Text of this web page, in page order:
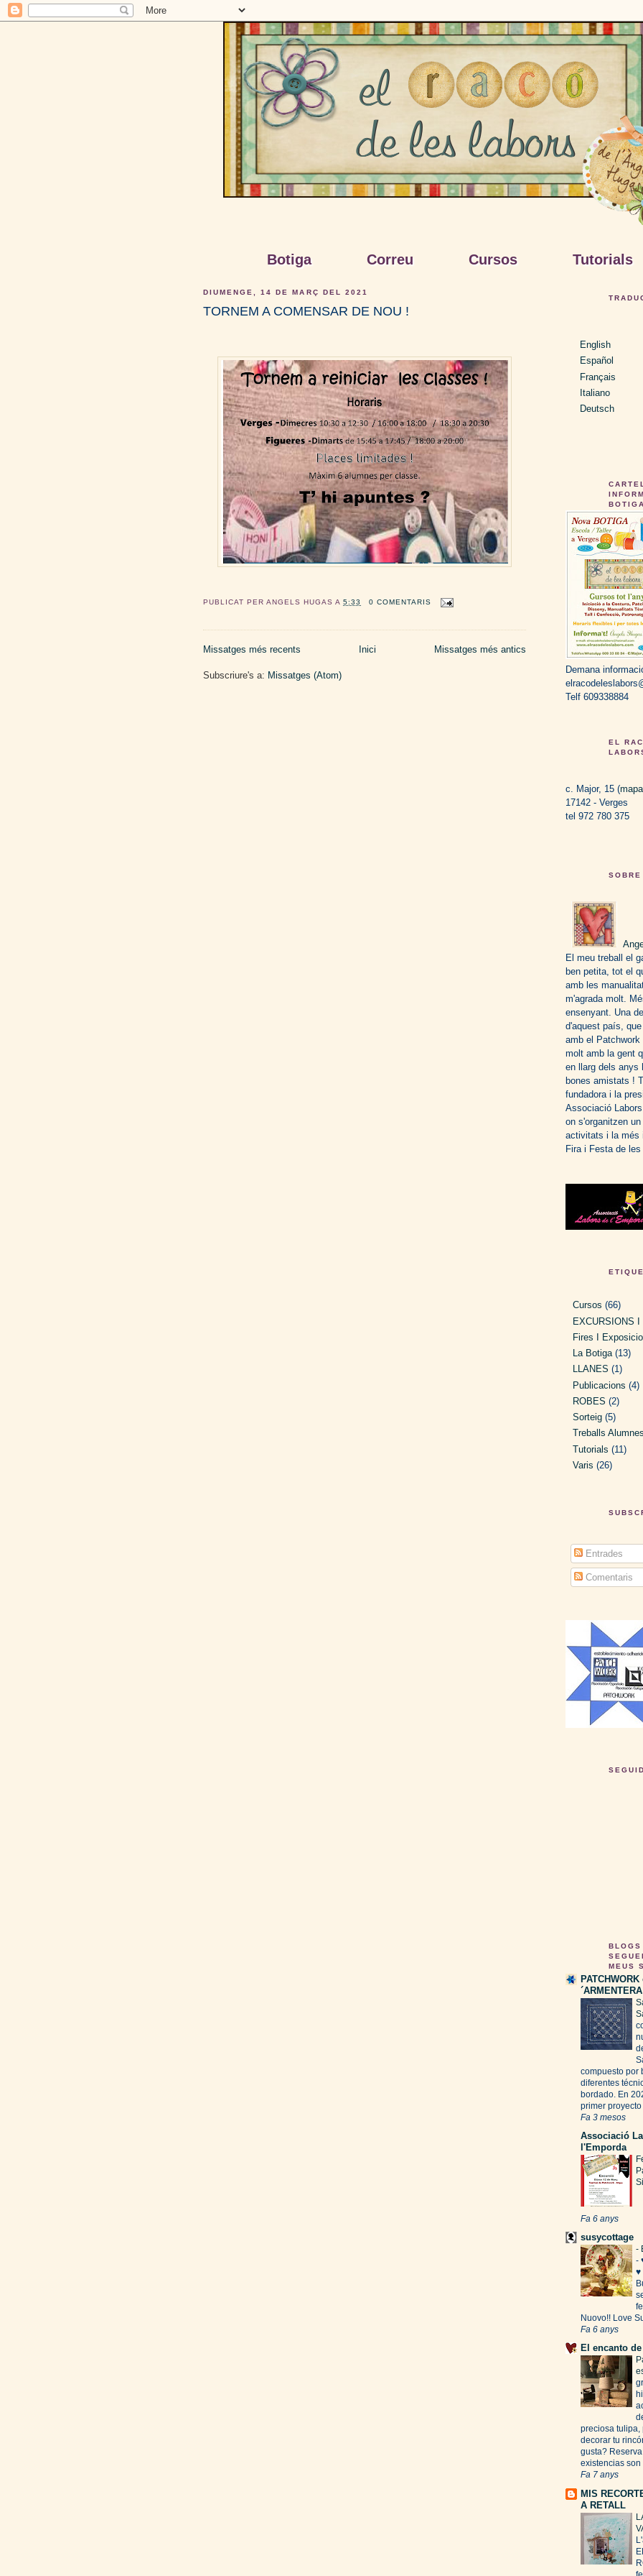
Botiga Correu Cursos Tutorials
DIUMENGE, 14 DE MARÇ DEL 2021
TORNEM A COMENSAR DE NOU !
PUBLICAT PERANGELS HUGAS A5:33 0 COMENTARIS
Missatges més recents Missatges més antics
Inici
Subscriure's a: Missatges (Atom)
English
Español
Français
Italiano
Deutsch
/
Demana
Telf 609338884
EL
c. Major, 15 (mapa
17142 - Verges
tel 972 780 375
El meu treball el
ben petita, tot el
amb les
m'agrada molt.
ensenyant. Una
d'aquest país,
amb el Patchwork
molt amb la gent
en llarg dels anys
bones amistats !
fundadora i la
Associació
on s'organitzen
activitats i la més
Fira i Festa de
Cursos (66)
EXCURSIONS
Fires I
La Botiga (13)
LLANES (1)
Publicacions (4)
ROBES (2)
Sorteig (5)
Treballs
Tutorials (11)
Varis (26)
Entrades
Comentaris
MEUS
PATCHWORK
´ARMENTERA
compuesto por
diferentes
bordado. En
primer
Fa 3 mesos
Associació
l'Emporda
Fa 6 anys
susycottage
-
-
♥
Nuovo!! Love
Fa 6 anys
El encanto
preciosa tulipa,
decorar tu
gusta?
existencias son
Fa 7 anys
MIS
A RETALL